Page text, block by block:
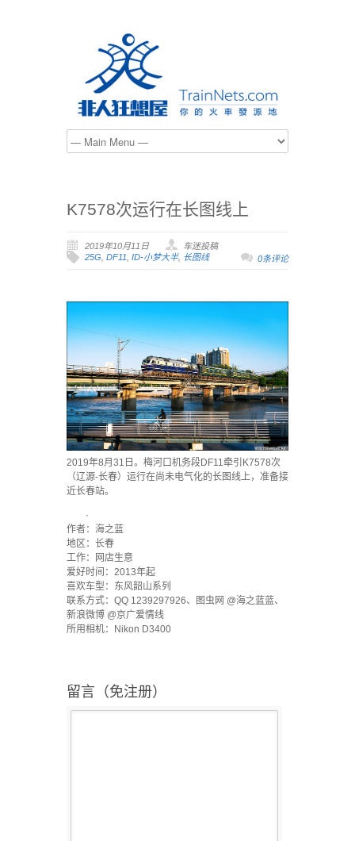
K7578次运行在长图线上
2019年10月11日
车迷投稿
25G, DF11, ID-小梦大半, 长图线 0条评论
2019年8月31日。梅河口机务段DF11牵引K7578次
（辽源-长春）运行在尚未电气化的长图线上，准备接
近长春站。
·
作者：海之蓝
地区：长春
工作：网店生意
爱好时间：2013年起
喜欢车型：东风韶山系列
联系方式：QQ 1239297926、图虫网 @海之蓝蓝、
新浪微博 @京广爱情线
所用相机：Nikon D3400
留言（免注册）